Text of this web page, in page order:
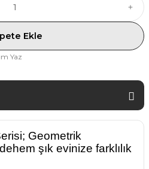
Ekle
Yaz
Geometrik
şık evinize farklılık